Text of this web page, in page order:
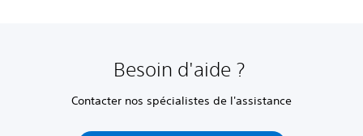
Besoin d'aide ?
Contacter nos spécialistes de l'assistance